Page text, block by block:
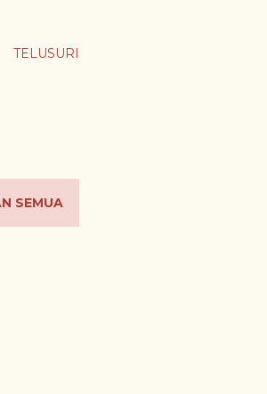
TELUSURI
SEMUA